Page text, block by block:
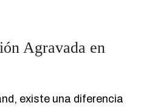
Agravada en
existe una diferencia